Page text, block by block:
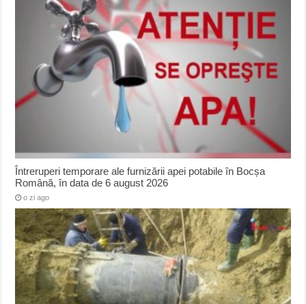
Întreruperi temporare ale furnizării apei potabile în Bocșa
Română, în data de 6 august 2026
o zi ago